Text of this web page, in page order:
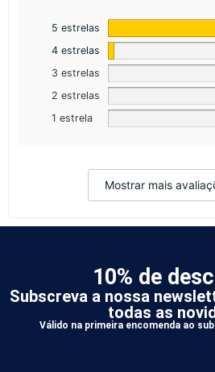
5 estrelas
4 estrelas
3 estrelas
2 estrelas
1 estrela
Mostrar mais
10% de
Subscreva a nossa
todas as
Válido na primeira encomenda ao